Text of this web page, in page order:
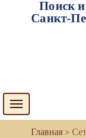
Поиск и
Санкт-
Toggle
navigation